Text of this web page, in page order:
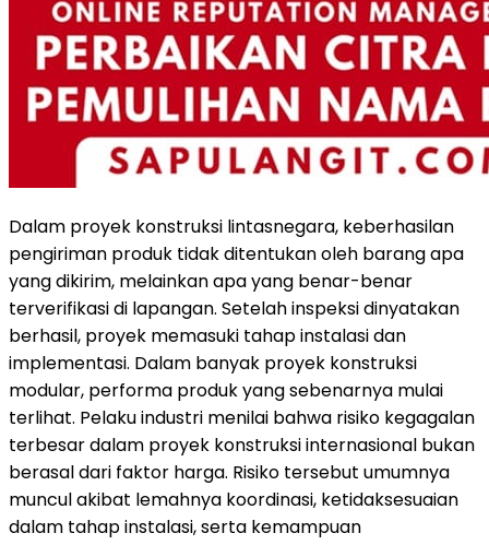
Dalam proyek konstruksi lintasnegara, keberhasilan
pengiriman produk tidak ditentukan oleh barang apa
yang dikirim, melainkan apa yang benar-benar
terverifikasi di lapangan. Setelah inspeksi dinyatakan
berhasil, proyek memasuki tahap instalasi dan
implementasi. Dalam banyak proyek konstruksi
modular, performa produk yang sebenarnya mulai
terlihat. Pelaku industri menilai bahwa risiko kegagalan
terbesar dalam proyek konstruksi internasional bukan
berasal dari faktor harga. Risiko tersebut umumnya
muncul akibat lemahnya koordinasi, ketidaksesuaian
dalam tahap instalasi, serta kemampuan